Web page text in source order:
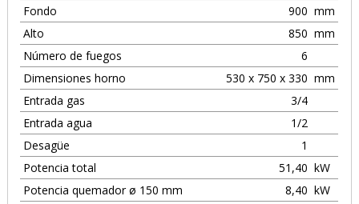
Fondo
900 mm
Alto
850 mm
Número de fuegos
6
Dimensiones horno
530 x 750 x 330 mm
Entrada gas
3/4
Entrada agua
1/2
Desagüe
1
Potencia total
51,40 kW
Potencia quemador ø 150 mm
8,40 kW